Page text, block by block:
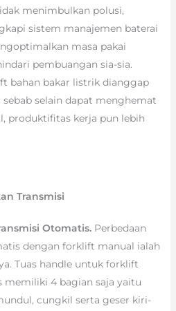
menimbulkan polusi,
sistem manajemen baterai
masa pakai
pembuangan sia-sia.
bahan bakar listrik dianggap
selain dapat menghemat
produktifitas kerja pun lebih
Transmisi
Otomatis. Perbedaan
dengan forklift manual ialah
Tuas handle untuk forklift
4 bagian saja yaitu
cungkil serta geser kiri-